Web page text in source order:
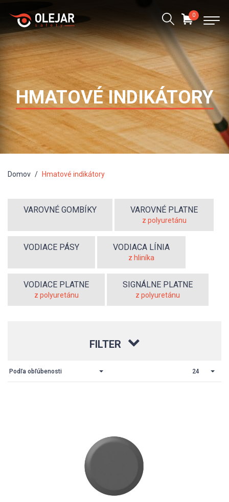
HMATOVÉ INDIKÁTORY
Domov Hmatové indikátory
VAROVNÉ GOMBÍKY VAROVNÉ PLATNE
z polyuretánu
VODIACE PÁSY VODIACA LÍNIA
z hliníka
VODIACE PLATNE
z polyuretánu
SIGNÁLNE PLATNE
z polyuretánu
FILTER
Podľa obľúbenosti 24
0